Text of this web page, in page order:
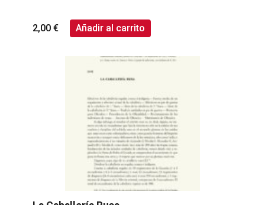
2,00 € Añadir al carrito